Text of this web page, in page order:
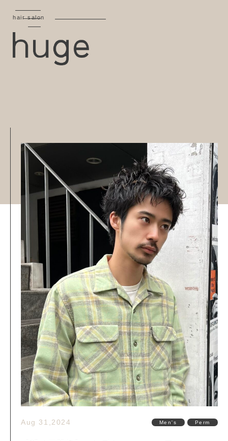
hair salon
Aug 31,2024 Men's Perm